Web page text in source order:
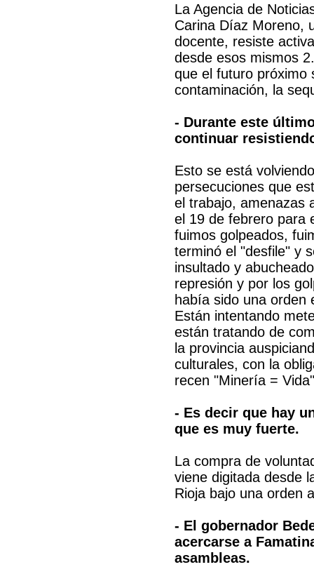
La Agencia de
Carina Díaz Moreno,
docente, resiste
desde esos mismos
que el futuro próximo
contaminación, la
- Durante este
continuar
Esto se está
persecuciones que
el trabajo, amenazas
el 19 de febrero para
fuimos golpeados,
terminó el "desfile" y
insultado y
represión y por los
había sido una orden
Están intentando
están tratando de
la provincia
culturales, con la
recen "Minería =
- Es decir que hay
que es muy fuerte.
La compra de
viene digitada desde
Rioja bajo una orden
- El gobernador
acercarse a
asambleas.